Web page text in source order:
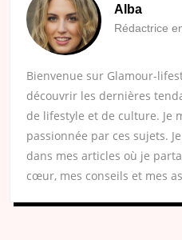
Alba
Rédactrice
Bienvenue sur Glamour-
découvrir les dernières
de lifestyle et de culture. Je
passionnée par ces sujets.
dans mes articles où je
cœur, mes conseils et mes